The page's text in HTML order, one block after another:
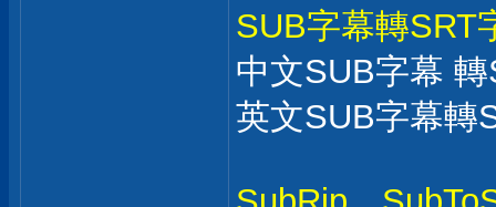
SUB字幕轉SRT
中文SUB字幕
英文SUB字幕轉